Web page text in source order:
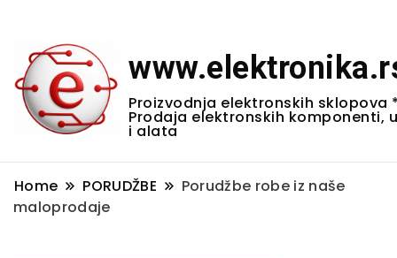
Proizvodnja elektronskih sklopova
Prodaja elektronskih komponenti,
i alata
Home PORUDŽBE
Porudžbe robe iz naše
maloprodaje